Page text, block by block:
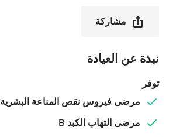
مشاركة
نبذة عن العيادة
توفر
مرضى فيروس نقص المناعة البشرية
مرضى التهاب الكبد B